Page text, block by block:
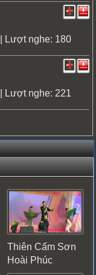
| Lượt nghe: 180
| Lượt nghe: 221
Thiên Cấm Sơn
Hoài Phúc